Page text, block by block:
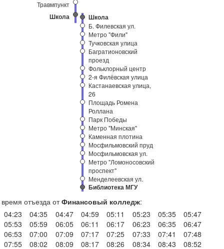
Травмпункт
Школа Школа
Б. Филевская ул.
Метро "Фили"
Тучковская улица
Багратионовский
проезд
Фольклорный центр
2-я Филёвская улица
Кастанаевская улица,
26
Площадь Ромена
Роллана
Парк Победы
Метро "Минская"
Каменная плотина
Мосфильмовский пруд
Мосфильмовская ул.
Метро "Ломоносовский
проспект"
Менделеевская ул.
Библиотека МГУ
время отъезда отФинансовый колледж:
04:23
04:35 04:47 04:59 05:11 05:23 05:35
05:47
05:53
05:59 06:05 06:11 06:17 06:23 06:35
06:47
06:53
07:00 07:09 07:17 07:25 07:33 07:41
07:48
07:55
08:02 08:09 08:17 08:26 08:34 08:43
08:52